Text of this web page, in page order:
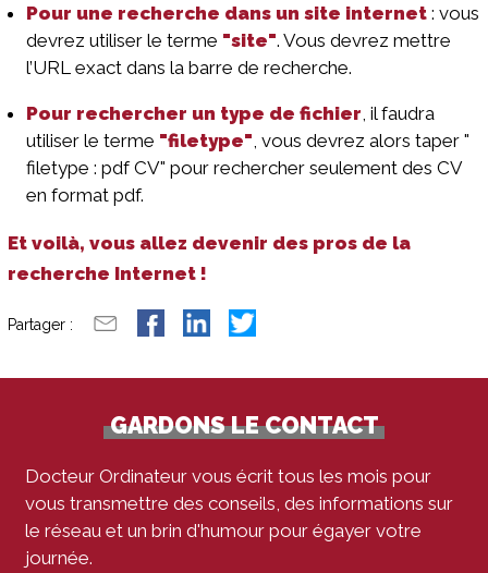
Pour une recherche dans un site internet : vous
devrez utiliser le terme "site". Vous devrez mettre
l’URL exact dans la barre de recherche.
Pour rechercher un type de fichier, il faudra
utiliser le terme "filetype", vous devrez alors taper "
filetype : pdf CV" pour rechercher seulement des CV
en format pdf.
Et voilà, vous allez devenir des pros de la
recherche Internet !
Partager :
GARDONS LE CONTACT
Docteur Ordinateur vous écrit tous les mois pour
vous transmettre des conseils, des informations sur
le réseau et un brin d'humour pour égayer votre
journée.